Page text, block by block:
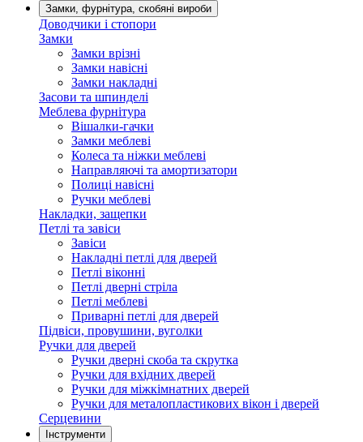
Замки, фурнітура, скобяні вироби
Доводчики і стопори
Замки
Замки врізні
Замки навісні
Замки накладні
Засови та шпинделі
Меблева фурнітура
Вішалки-гачки
Замки меблеві
Колеса та ніжки меблеві
Направляючі та амортизатори
Полиці навісні
Ручки меблеві
Накладки, защепки
Петлі та завіси
Завіси
Накладні петлі для дверей
Петлі віконні
Петлі дверні стріла
Петлі меблеві
Приварні петлі для дверей
Підвіси, провушини, вуголки
Ручки для дверей
Ручки дверні скоба та скрутка
Ручки для вхідних дверей
Ручки для міжкімнатних дверей
Ручки для металопластикових вікон і дверей
Серцевини
Інструменти